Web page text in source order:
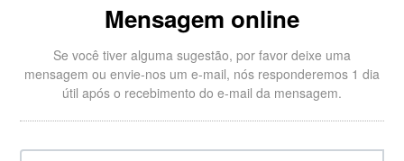
Mensagem online
Se você tiver alguma sugestão, por favor deixe uma
mensagem ou envie-nos um e-mail, nós responderemos 1 dia
útil após o recebimento do e-mail da mensagem.